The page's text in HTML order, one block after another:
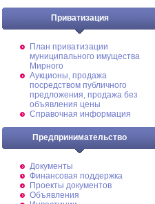
Приватизация
План приватизации
муниципального имущества
Мирного
Аукционы, продажа
посредством публичного
предложения, продажа без
объявления цены
Справочная информация
Предпринимательство
Документы
Финансовая поддержка
Проекты документов
Объявления